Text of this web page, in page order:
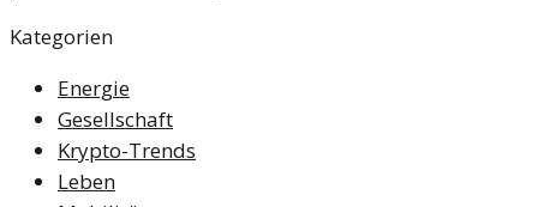
Kategorien
Energie
Gesellschaft
Krypto-Trends
Leben